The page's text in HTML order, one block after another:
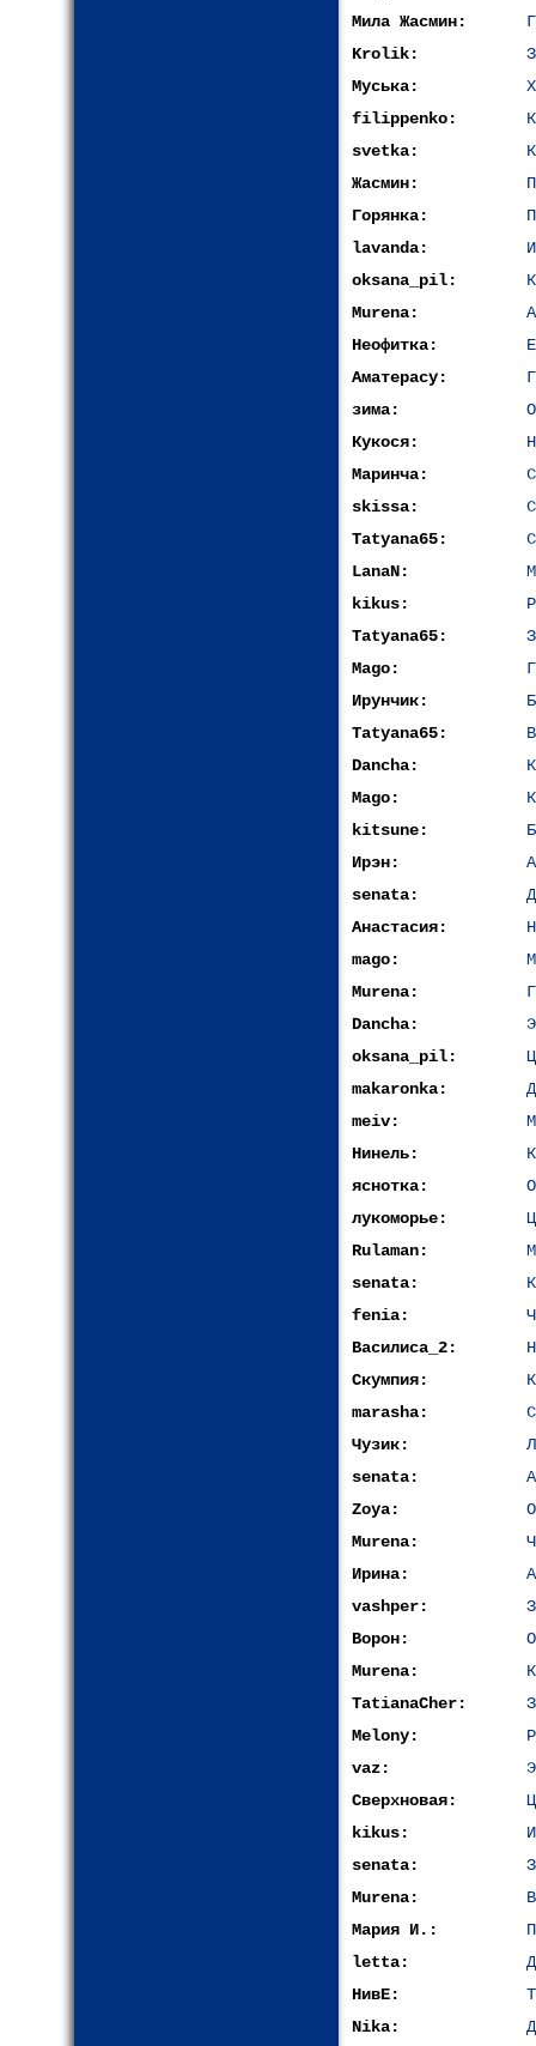
Мила Жасмин:
Krolik:
Муська:
filippenko:
svetka:
Жасмин:
Горянка:
lavanda:
oksana_pil:
Murena:
Неофитка:
Аматерасу:
зима:
Кукося:
Маринча:
skissa:
Tatyana65:
LanaN:
kikus:
Tatyana65:
Mago:
Ирунчик:
Tatyana65:
Dancha:
Mago:
kitsune:
Ирэн:
senata:
Анастасия:
mago:
Murena:
Dancha:
oksana_pil:
makaronka:
meiv:
Нинель:
яснотка:
лукоморье:
Rulaman:
senata:
fenia:
Василиса_2:
Скумпия:
marasha:
Чузик:
senata:
Zoya:
Murena:
Ирина:
vashper:
Ворон:
Murena:
TatianaCher:
Melony:
vaz:
Сверхновая:
kikus:
senata:
Murena:
Мария И.:
letta:
НивЕ:
Nika: